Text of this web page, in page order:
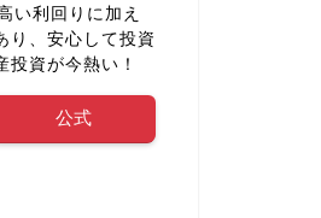
い利回りに加え
り、安心して投資
投資が今熱い！
公式